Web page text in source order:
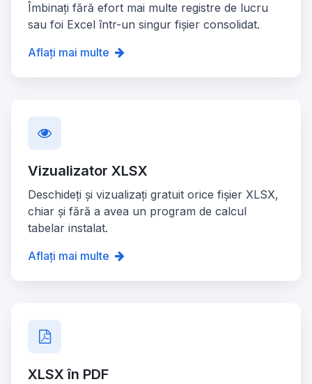
Îmbinați fără efort mai multe registre de lucru
sau foi Excel într-un singur fișier consolidat.
Aflați mai multe
Vizualizator XLSX
Deschideți și vizualizați gratuit orice fișier XLSX,
chiar și fără a avea un program de calcul
tabelar instalat.
Aflați mai multe
XLSX în PDF